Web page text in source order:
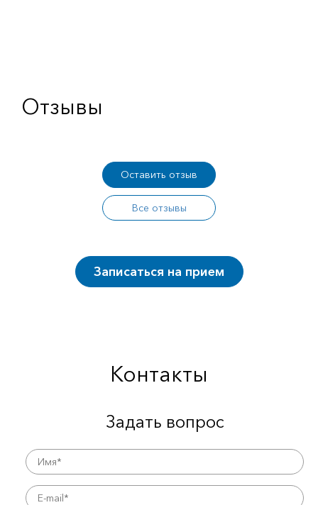
Отзывы
Оставить отзыв
Все отзывы
Записаться на прием
Контакты
Задать вопрос